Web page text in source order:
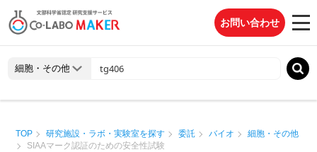
お問い合わせ
TOP 研究施設・ラボ・実験室を探す 委託 バイオ
細胞・その他
SIAAマーク認証のための安全性試験